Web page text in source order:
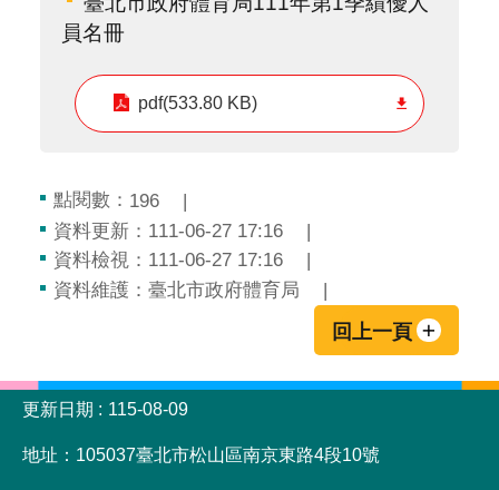
員名冊
pdf(533.80 KB)
點閱數： 196
資料更新：111-06-27 17:16
資料檢視：111-06-27 17:16
資料維護：臺北市政府體育局
回上一頁
:::
更新日期
115-08-09
地址：105037臺北市松山區南京東路4段10號